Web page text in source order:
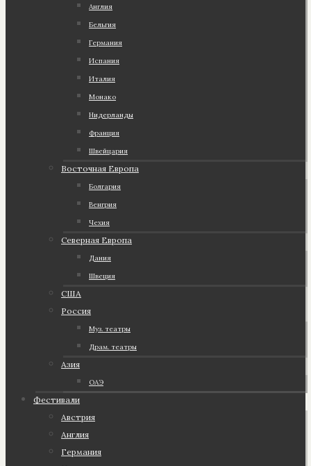
Англия
Бельгия
Германия
Испания
Италия
Монако
Нидерланды
Франция
Швейцария
Восточная Европа
Болгария
Венгрия
Чехия
Северная Европа
Дания
Швеция
США
Россия
Муз. театры
Драм. театры
Азия
ОАЭ
Фестивали
Австрия
Англия
Германия